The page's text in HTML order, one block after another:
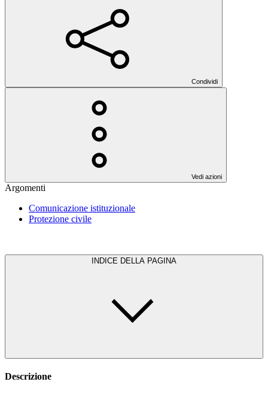
Condividi
Vedi azioni
Argomenti
Comunicazione istituzionale
Protezione civile
INDICE DELLA PAGINA
Descrizione